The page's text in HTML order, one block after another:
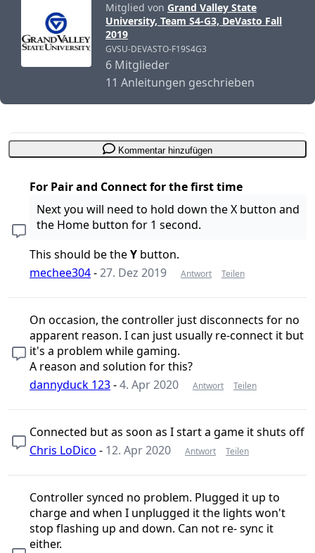
Mitglied von Grand Valley State
University, Team S4-G3, DeVasto Fall
2019
GVSU-DEVASTO-F19S4G3
6 Mitglieder
11 Anleitungen geschrieben
Kommentar hinzufügen
For Pair and Connect for the first time
Next you will need to hold down the X button and
the Home button for 1 second.
This should be theY button.
mechee304-27. Dez 2019 Antwort Teilen
On occasion, the controller just disconnects for no
apparent reason. I can just usually re-connect it but
it's a problem while gaming.
A reason and solution for this?
dannyduck 123-4. Apr 2020 Antwort Teilen
Connected but as soon as I start a game it shuts off
Chris LoDico - 12. Apr 2020 Antwort Teilen
Controller synced no problem. Plugged it up to
charge and when I unplugged it the lights won't
stop flashing up and down. Can not re- sync it
either.